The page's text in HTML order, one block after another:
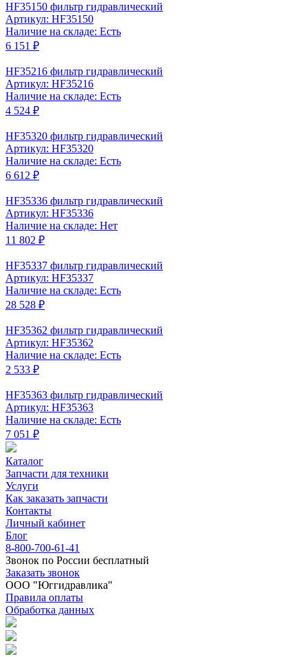
HF35150 фильтр гидравлический
Артикул: HF35150
Наличие на складе: Есть
6 151 ₽
HF35216 фильтр гидравлический
Артикул: HF35216
Наличие на складе: Есть
4 524 ₽
HF35320 фильтр гидравлический
Артикул: HF35320
Наличие на складе: Есть
6 612 ₽
HF35336 фильтр гидравлический
Артикул: HF35336
Наличие на складе: Нет
11 802 ₽
HF35337 фильтр гидравлический
Артикул: HF35337
Наличие на складе: Есть
28 528 ₽
HF35362 фильтр гидравлический
Артикул: HF35362
Наличие на складе: Есть
2 533 ₽
HF35363 фильтр гидравлический
Артикул: HF35363
Наличие на складе: Есть
7 051 ₽
Каталог
Запчасти для техники
Услуги
Как заказать запчасти
Контакты
Личный кабинет
Блог
8-800-700-61-41
Звонок по России бесплатный
Заказать звонок
ООО "Юггидравлика"
Правила оплаты
Обработка данных